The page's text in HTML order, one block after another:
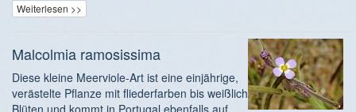
Weiterlesen >>
Malcolmia ramosissima
Diese kleine Meerviole-Art ist eine einjährige,
verästelte Pflanze mit fliederfarben bis weißlich
Blüten und kommt in Portugal ebenfalls auf